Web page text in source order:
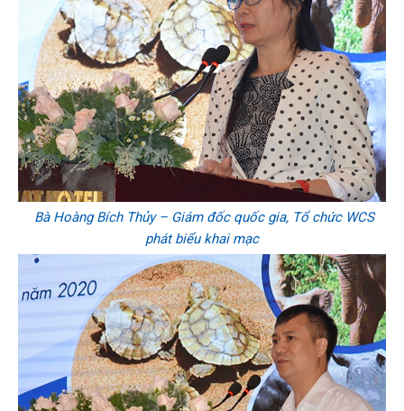
Bà Hoàng Bích Thủy – Giám đốc quốc gia, Tổ chức WCS
phát biểu khai mạc